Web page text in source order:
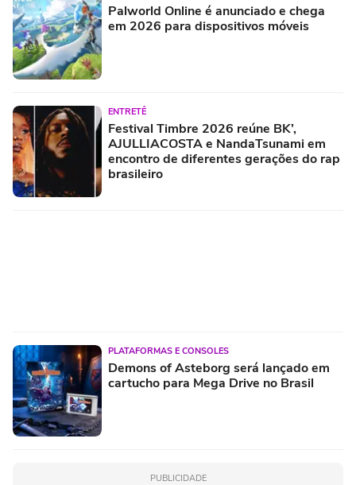
Palworld Online é anunciado e chega
em 2026 para dispositivos móveis
ENTRETÊ
Festival Timbre 2026 reúne BK’,
AJULLIACOSTA e NandaTsunami em
encontro de diferentes gerações do rap
brasileiro
PLATAFORMAS E CONSOLES
Demons of Asteborg será lançado em
cartucho para Mega Drive no Brasil
PUBLICIDADE